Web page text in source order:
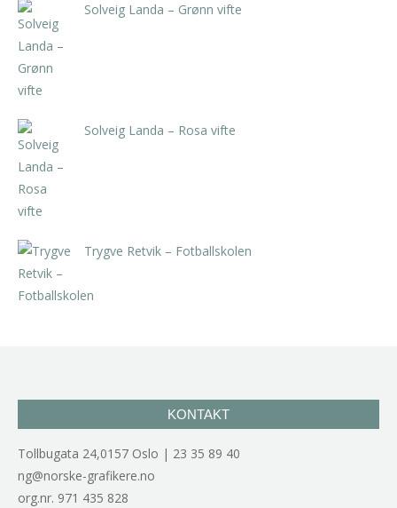
Solveig Landa – Grønn vifte
Solveig Landa – Rosa vifte
Trygve Retvik – Fotballskolen
KONTAKT
Tollbugata 24,0157 Oslo | 23 35 89 40
ng@norske-grafikere.no
org.nr. 971 435 828